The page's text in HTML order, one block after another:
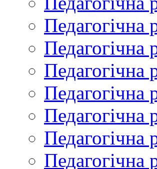
Педагогічна
Педагогічна
Педагогічна
Педагогічна
Педагогічна
Педагогічна
Педагогічна